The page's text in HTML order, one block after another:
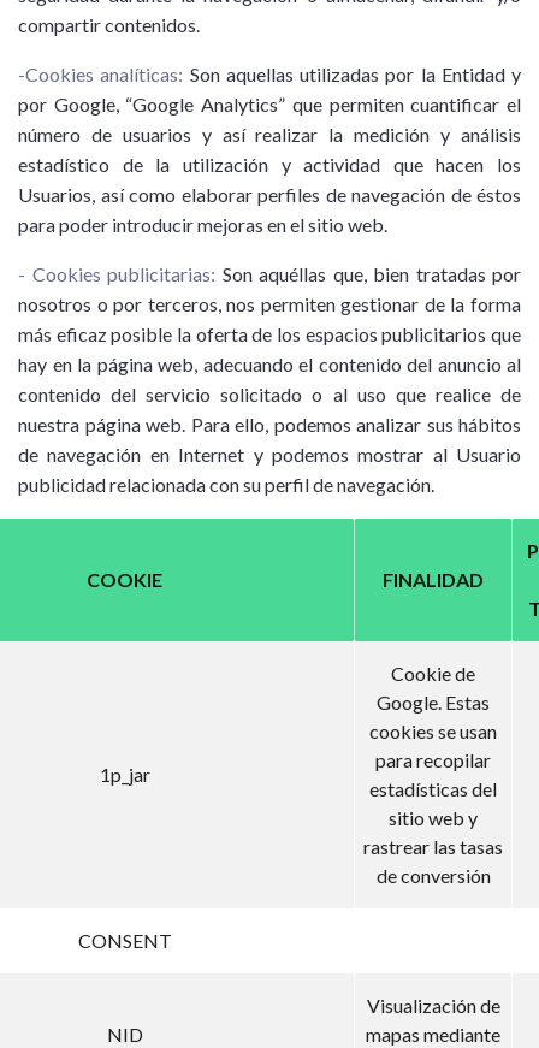
compartir contenidos.
-Cookies analíticas: Son aquellas utilizadas por la Entidad y
por Google, “Google Analytics” que permiten cuantificar el
número de usuarios y así realizar la medición y análisis
estadístico de la utilización y actividad que hacen los
Usuarios, así como elaborar perfiles de navegación de éstos
para poder introducir mejoras en el sitio web.
- Cookies publicitarias: Son aquéllas que, bien tratadas por
nosotros o por terceros, nos permiten gestionar de la forma
más eficaz posible la oferta de los espacios publicitarios que
hay en la página web, adecuando el contenido del anuncio al
contenido del servicio solicitado o al uso que realice de
nuestra página web. Para ello, podemos analizar sus hábitos
de navegación en Internet y podemos mostrar al Usuario
publicidad relacionada con su perfil de navegación.
COOKIE FINALIDAD
1p_jar
Cookie de
Google. Estas
cookies se usan
para recopilar
estadísticas del
sitio web y
rastrear las tasas
de conversión
CONSENT
NID
Visualización de
mapas mediante